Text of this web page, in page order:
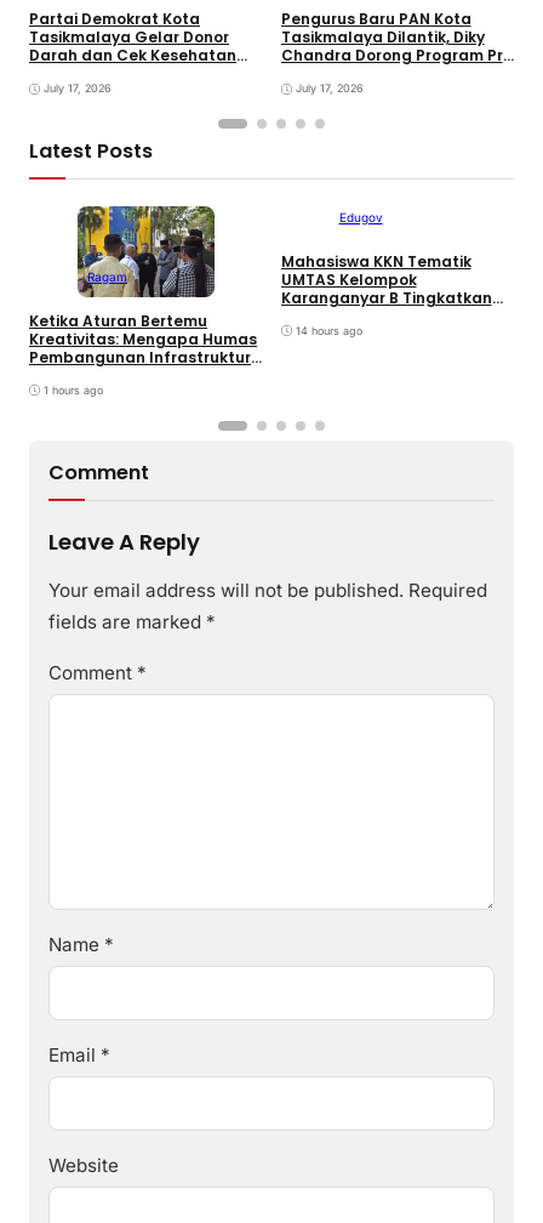
Partai Demokrat Kota
Tasikmalaya Gelar Donor
Darah dan Cek Kesehatan
ke-25 Partai
July 17, 2026
Pengurus Baru PAN Kota
Tasikmalaya Dilantik, Diky
Chandra Dorong Program Pro
July 17, 2026
Latest Posts
Ragam
Ketika Aturan Bertemu
Kreativitas: Mengapa Humas
Pembangunan Infrastruktur
Adaptif?
1 hours ago
Edugov
Mahasiswa KKN Tematik
UMTAS Kelompok
Karanganyar B Tingkatkan
melalui Program GEMILANG
14 hours ago
Comment
Leave A Reply
Your email address will not be published. Required
fields are marked *
Comment *
Name *
Email *
Website